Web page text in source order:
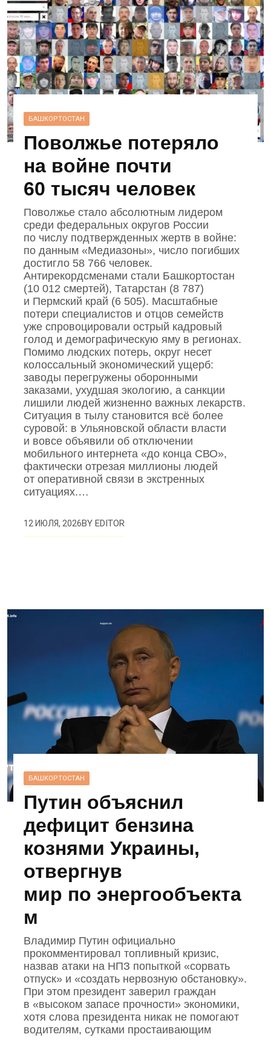
БАШКОРТОСТАН
Поволжье потеряло
на войне почти
60 тысяч человек
Поволжье стало абсолютным лидером
среди федеральных округов России
по числу подтвержденных жертв в войне:
по данным «Медиазоны», число погибших
достигло 58 766 человек.
Антирекордсменами стали Башкортостан
(10 012 смертей), Татарстан (8 787)
и Пермский край (6 505). Масштабные
потери специалистов и отцов семейств
уже спровоцировали острый кадровый
голод и демографическую яму в регионах.
Помимо людских потерь, округ несет
колоссальный экономический ущерб:
заводы перегружены оборонными
заказами, ухудшая экологию, а санкции
лишили людей жизненно важных лекарств.
Ситуация в тылу становится всё более
суровой: в Ульяновской области власти
и вовсе объявили об отключении
мобильного интернета «до конца СВО»,
фактически отрезая миллионы людей
от оперативной связи в экстренных
ситуациях.…
12 ИЮЛЯ, 2026BYEDITOR
БАШКОРТОСТАН
Путин объяснил
дефицит бензина
кознями Украины,
отвергнув
мир по энергообъекта
м
Владимир Путин официально
прокомментировал топливный кризис,
назвав атаки на НПЗ попыткой «сорвать
отпуск» и «создать нервозную обстановку».
При этом президент заверил граждан
в «высоком запасе прочности» экономики,
хотя слова президента никак не помогают
водителям, сутками простаивающим